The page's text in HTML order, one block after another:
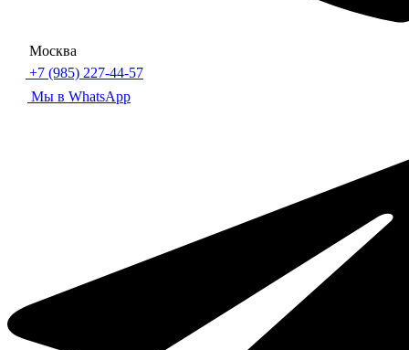
Москва
+7 (985) 227-44-57
Мы в WhatsApp